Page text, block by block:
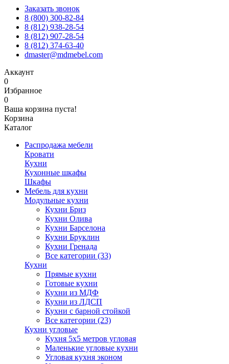
Заказать звонок
8 (800) 300-82-84
8 (812) 938-28-54
8 (812) 907-28-54
8 (812) 374-63-40
dmaster@mdmebel.com
Аккаунт
0
Избранное
0
Ваша корзина пуста!
Корзина
Каталог
Распродажа мебели
Кровати
Кухни
Кухонные шкафы
Шкафы
Мебель для кухни
Модульные кухни
Кухни Бриз
Кухни Олива
Кухни Барселона
Кухни Бруклин
Кухни Гренада
Все категории (33)
Кухни
Прямые кухни
Готовые кухни
Кухни из МДФ
Кухни из ЛДСП
Кухни с барной стойкой
Все категории (23)
Кухни угловые
Кухня 5х5 метров угловая
Маленькие угловые кухни
Угловая кухня эконом